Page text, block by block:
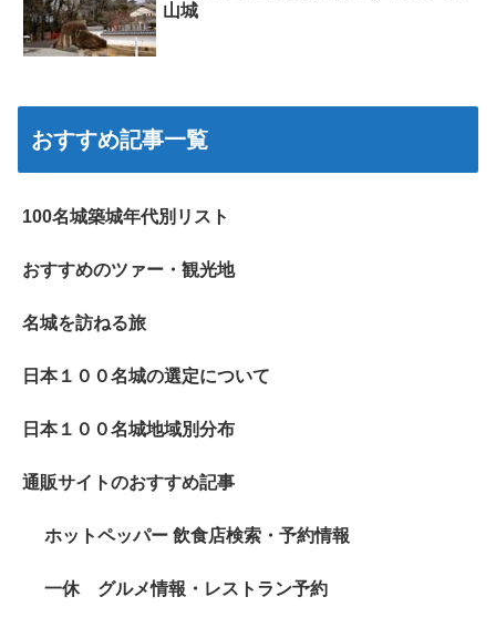
山城
おすすめ記事一覧
100名城築城年代別リスト
おすすめのツァー・観光地
名城を訪ねる旅
日本１００名城の選定について
日本１００名城地域別分布
通販サイトのおすすめ記事
ホットペッパー 飲食店検索・予約情報
一休 グルメ情報・レストラン予約